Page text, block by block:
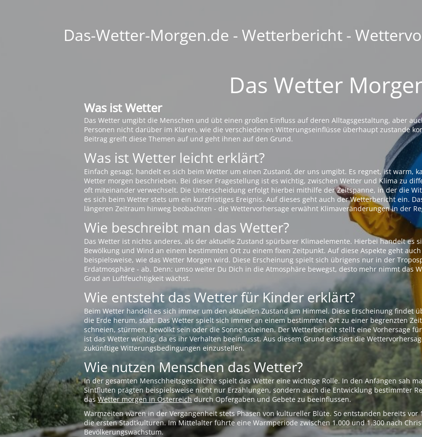
Das-Wetter-Morgen.de - Wetterbericht -
Das Wetter
Was ist Wetter
Das Wetter umgibt die Menschen und übt einen großen Einfluss auf deren Alltagsgestaltung, aber
Personen nicht darüber im Klaren, wie die verschiedenen Witterungseinflüsse überhaupt zustande
Beitrag greift diese Themen auf und geht ihnen auf den Grund.
Was ist Wetter leicht erklärt?
Einfach gesagt, handelt es sich beim Wetter um einen Zustand, der uns umgibt. Es regnet, ist warm,
Wetter morgen beschrieben. Bei dieser Fragestellung ist es wichtig, zwischen Wetter und Klima zu
oft miteinander verwechselt. Die Unterscheidung erfolgt hierbei mithilfe der Zeitspanne, in der die
es sich beim Wetter stets um ein kurzfristiges Ereignis. Auf dieses geht auch der Wetterbericht ein.
längeren Zeitraum hinweg beobachten - die Wettervorhersage erwähnt Klimaveränderungen in der
Wie beschreibt man das Wetter?
Das Wetter ist nichts anderes, als der aktuelle Zustand spürbarer Klimaelemente. Hierbei handelt es
Bewölkung und Wind an einem bestimmten Ort zu einem fixen Zeitpunkt. Auf diese Aspekte geht
beispielsweise, wie das Wetter Morgen wird. Diese Erscheinung spielt sich übrigens nur in der
Erdatmosphäre - ab. Denn: umso weiter Du Dich in die Atmosphäre bewegst, desto mehr nimmt das
Grad an Luftfeuchtigkeit wächst.
Wie entsteht das Wetter für Kinder erklärt?
Beim Wetter handelt es sich immer um den aktuellen Zustand am Himmel. Diese Erscheinung findet
die Erde herum, statt. Das Wetter spielt sich immer an einem bestimmten Ort zu einer begrenzten
schneien, stürmen, bewölkt sein oder die Sonne scheinen. Der Wetterbericht stellt eine Vorhersage
ist das Wetter wichtig, da es ihr Verhalten beeinflusst. Aus diesem Grund existiert die
zukünftige Witterungsbedingungen einzustellen.
Wie nutzen Menschen das Wetter?
In der gesamten Menschheitsgeschichte spielt das Wetter eine wichtige Rolle. In den Anfängen sah
Sintfluten prägten beispielsweise nicht nur Erzählungen, sondern auch die Entwicklung bestimmter
dasWetter morgen in Österreichdurch Opfergaben und Gebete zu beeinflussen.
Warmzeiten waren in der Vergangenheit stets Phasen von kultureller Blüte. So entstanden bereits
die ersten Stadtkulturen. Im Mittelalter führte eine Warmperiode zwischen 1.000 und 1.300 nach
Bevölkerungswachstum.